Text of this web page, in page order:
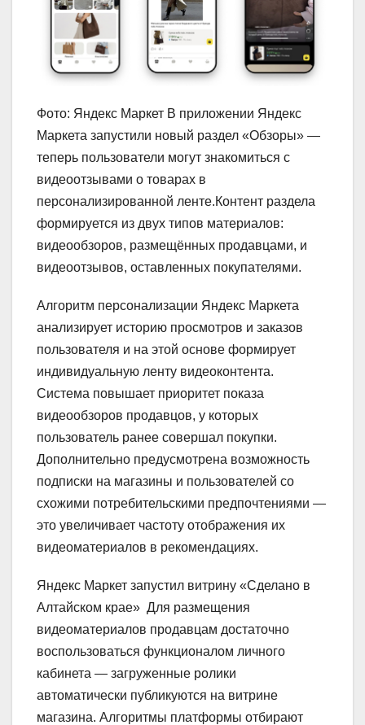
Фото: Яндекс Маркет В приложении Яндекс
Маркета запустили новый раздел «Обзоры» —
теперь пользователи могут знакомиться с
видеоотзывами о товарах в
персонализированной ленте.Контент раздела
формируется из двух типов материалов:
видеообзоров, размещённых продавцами, и
видеоотзывов, оставленных покупателями.
Алгоритм персонализации Яндекс Маркета
анализирует историю просмотров и заказов
пользователя и на этой основе формирует
индивидуальную ленту видеоконтента.
Система повышает приоритет показа
видеообзоров продавцов, у которых
пользователь ранее совершал покупки.
Дополнительно предусмотрена возможность
подписки на магазины и пользователей со
схожими потребительскими предпочтениями —
это увеличивает частоту отображения их
видеоматериалов в рекомендациях.
Яндекс Маркет запустил витрину «Сделано в
Алтайском крае» Для размещения
видеоматериалов продавцам достаточно
воспользоваться функционалом личного
кабинета — загруженные ролики
автоматически публикуются на витрине
магазина. Алгоритмы платформы отбирают